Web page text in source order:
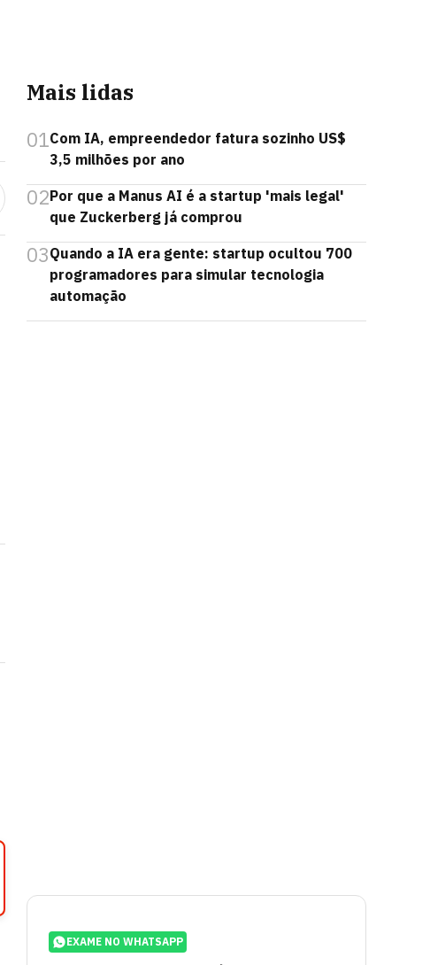
Mais lidas
01Com IA, empreendedor fatura sozinho US$
3,5 milhões por ano
02Por que a Manus AI é a startup 'mais legal'
que Zuckerberg já comprou
03Quando a IA era gente: startup ocultou 700
programadores para simular tecnologia
automação
EXAME NO WHATSAPP